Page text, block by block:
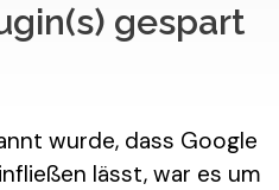
gespart
wurde, dass Google
lässt, war es um